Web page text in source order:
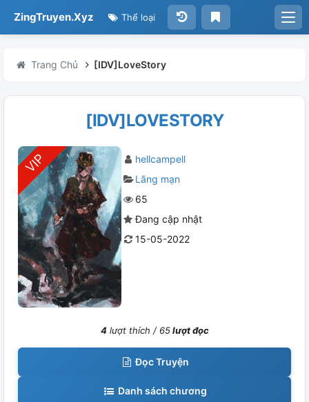
ZingTruyen.Xyz Thể loại
Trang Chủ [IDV]LoveStory
[IDV]LOVESTORY
hellcampell
Lãng mạn
65
Đang cập nhật
15-05-2022
4 lượt thích / 65lượt đọc
Đọc Truyện
Danh sách chương